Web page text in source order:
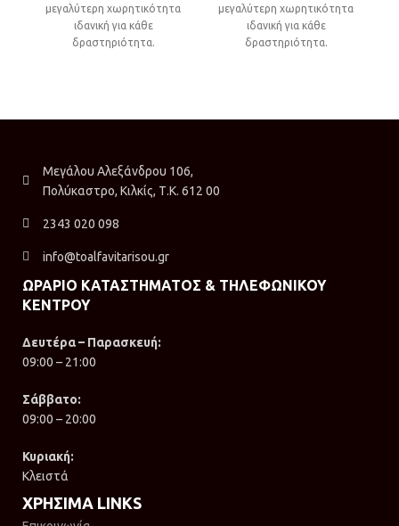
μεγαλύτερη χωρητικότητα
ιδανική για κάθε
δραστηριότητα.
μεγαλύτερη χωρητικότητα
ιδανική για κάθε
δραστηριότητα.
Μεγάλου Αλεξάνδρου 106,
Πολύκαστρο, Κιλκίς, Τ.Κ. 612 00
2343 020 098
info@toalfavitarisou.gr
ΩΡΑΡΙΟ ΚΑΤΑΣΤΗΜΑΤΟΣ & ΤΗΛΕΦΩΝΙΚΟΥ
ΚΕΝΤΡΟΥ
Δευτέρα – Παρασκευή:
09:00 – 21:00
Σάββατο:
09:00 – 20:00
Κυριακή:
Κλειστά
ΧΡΗΣΙΜΑ LINKS